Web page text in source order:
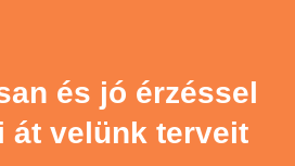
és jó érzéssel
át velünk terveit